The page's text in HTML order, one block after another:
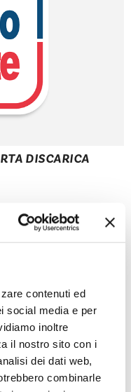
contenuti ed
social media e per
inoltre
il nostro sito con i
dei dati web,
combinarle
DISCARICA
d’Arco hanno scoperto,
contenete
altro imprenditore